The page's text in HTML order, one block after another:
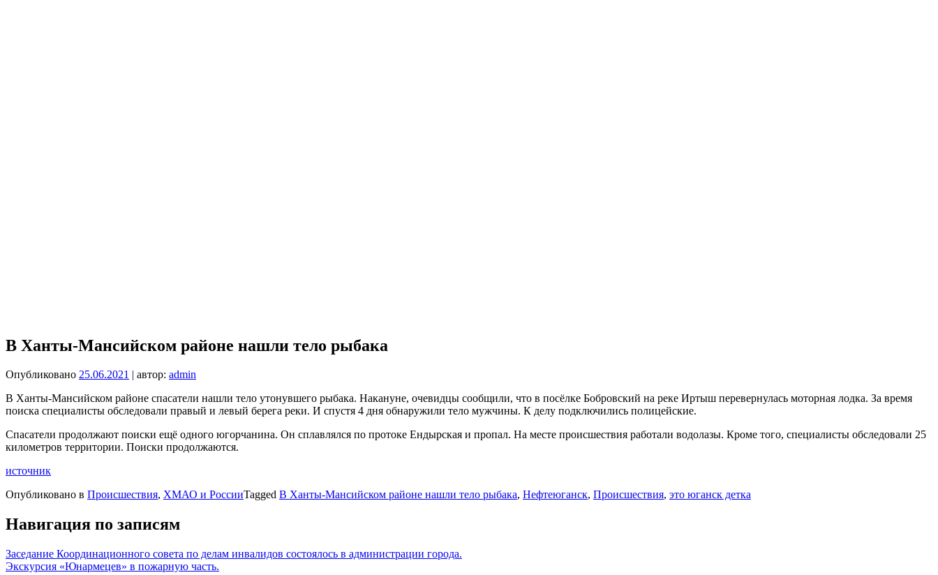
В Ханты-Мансийском районе нашли тело рыбака
Опубликовано 25.06.2021 | автор: admin
В Ханты-Мансийском районе спасатели нашли тело утонувшего рыбака. Накануне, очевидцы сообщили, что в посёлке Бобровский на реке Иртыш перевернулась моторная лодка. За время
поиска специалисты обследовали правый и левый берега реки. И спустя 4 дня обнаружили тело мужчины. К делу подключились полицейские.
Спасатели продолжают поиски ещё одного югорчанина. Он сплавлялся по протоке Ендырская и пропал. На месте происшествия работали водолазы. Кроме того, специалисты обследовали 25
километров территории. Поиски продолжаются.
источник
Опубликовано в Происшествия, ХМАО и РоссииTagged В Ханты-Мансийском районе нашли тело рыбака, Нефтеюганск, Происшествия, это юганск детка
Навигация по записям
Заседание Координационного совета по делам инвалидов состоялось в администрации города.
Экскурсия «Юнармецев» в пожарную часть.